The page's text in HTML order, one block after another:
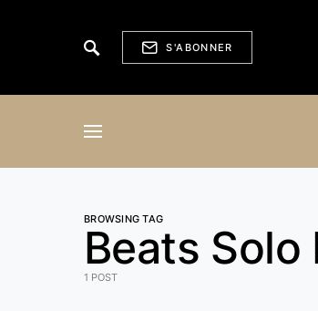
S'ABONNER
BROWSING TAG
Beats Solo
1 POST